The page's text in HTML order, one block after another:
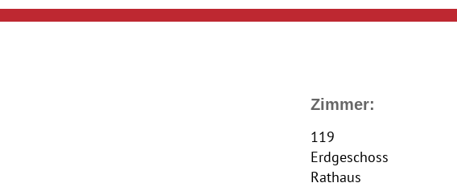
Zimmer:
119
Erdgeschoss
Rathaus